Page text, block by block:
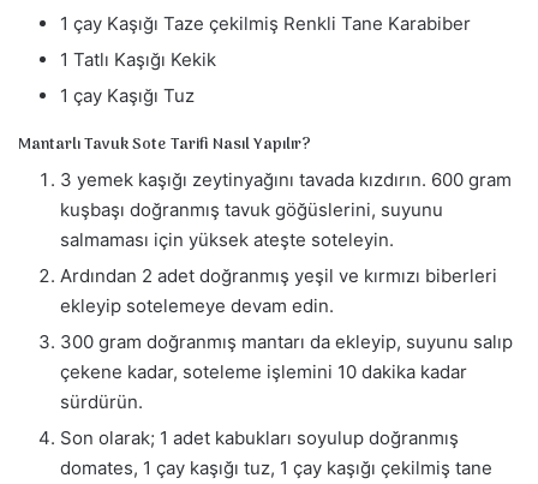
1 çay Kaşığı Taze çekilmiş Renkli Tane Karabiber
1 Tatlı Kaşığı Kekik
1 çay Kaşığı Tuz
Mantarlı Tavuk Sote Tarifi Nasıl Yapılır?
3 yemek kaşığı zeytinyağını tavada kızdırın. 600 gram
kuşbaşı doğranmış tavuk göğüslerini, suyunu
salmaması için yüksek ateşte soteleyin.
Ardından 2 adet doğranmış yeşil ve kırmızı biberleri
ekleyip sotelemeye devam edin.
300 gram doğranmış mantarı da ekleyip, suyunu salıp
çekene kadar, soteleme işlemini 10 dakika kadar
sürdürün.
Son olarak; 1 adet kabukları soyulup doğranmış
domates, 1 çay kaşığı tuz, 1 çay kaşığı çekilmiş tane